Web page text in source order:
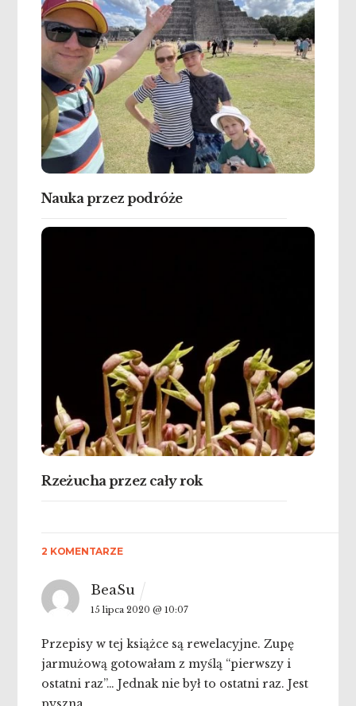
Nauka przez podróże
Rzeżucha przez cały rok
2 KOMENTARZE
BeaSu
15 lipca 2020 @ 10:07
Przepisy w tej książce są rewelacyjne. Zupę
jarmużową gotowałam z myślą “pierwszy i
ostatni raz”… Jednak nie był to ostatni raz. Jest